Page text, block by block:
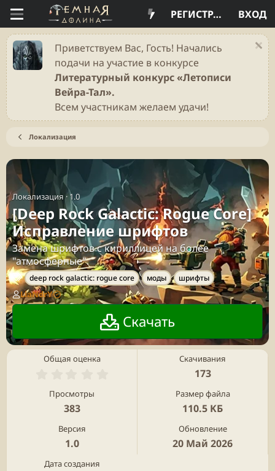
ВХОД
РЕГИСТРАЦИЯ
Приветствуем Вас, Гость! Начались
подачи на участие в конкурсе
Литературный конкурс «Летописи
Вейра-Тал».
Всем участникам желаем удачи!
Локализация
Локализация ·1.0
[Deep Rock Galactic: Rogue Core]
Исправление шрифтов
Замена шрифтов с кириллицей на более
"атмосферные".
Т
е
г
deep rock galactic: rogue core моды шрифты
LiaNdrY
Скачать
Общая оценка Скачивания
173
Просмотры
383
Размер файла
110.5 KБ
Версия
1.0
Обновление
20 Май 2026
Дата создания